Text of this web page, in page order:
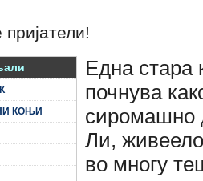
КОЊИ
Една стара
почнува
сиромашно
Ли,
во многу